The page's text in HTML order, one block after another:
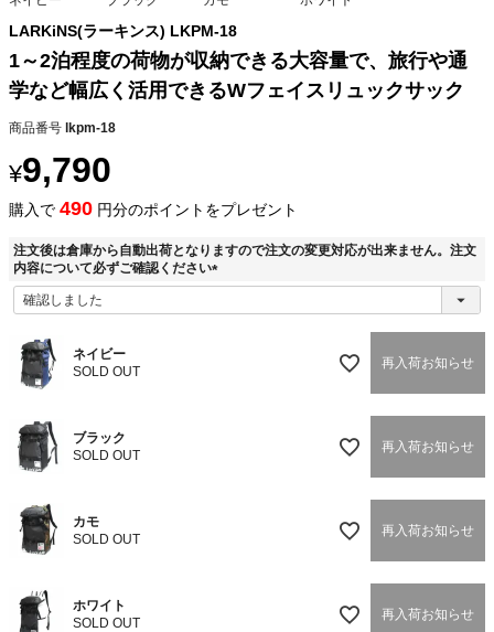
LARKiNS(ラーキンス) LKPM-18
1～2泊程度の荷物が収納できる大容量で、旅行や通
学など幅広く活用できるWフェイスリュックサック
商品番号 lkpm-18
¥9,790
購入で 490 円分のポイントをプレゼント
注文後は倉庫から自動出荷となりますので注文の変更対応が出来ません。注文
内容について必ずご確認ください
(
ネイビー
SOLD OUT
再入荷お知らせ
ブラック
SOLD OUT
再入荷お知らせ
カモ
SOLD OUT
再入荷お知らせ
ホワイト
SOLD OUT
再入荷お知らせ